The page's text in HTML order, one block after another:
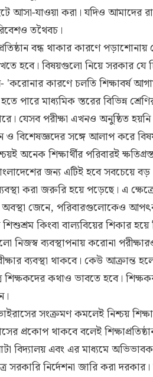
আসা-যাওয়া করা। যদিও আমাদের
তথৈবচ।
বন্ধ থাকার কারণে
হবে। বিষয়গুলো নিয়ে সরকার যে
'করোনার কারণে চলতি শিক্ষাবর্ষ
পারে মাধ্যমিক স্তরের বিভিন্ন
যেসব পরীক্ষা এখনও অনুষ্ঠিত
ও বিশেষজ্ঞদের সঙ্গে আলাপ করে
অনেক শিক্ষার্থীর পরিবারই
জন্য এটিই হবে সবচেয়ে বড়
করা জরুরি হয়ে পড়েছে। এ
অবস্থা জেনে, পরিবারগুলোকেও
শিশুশ্রম কিংবা বাল্যবিয়ের শিকার
নিজস্ব ব্যবস্থাপনায় করোনা
ব্যবস্থা থাকবে। কেউ আক্রান্ত
শিক্ষকদের কথাও ভাবতে হবে।
সংক্রমণ কমলেই নিশ্চয়
প্রকোপ থাকবে বলেই
বিদ্যালয় এবং এর মাধ্যমে
সরকারি নির্দেশনা জারি করা